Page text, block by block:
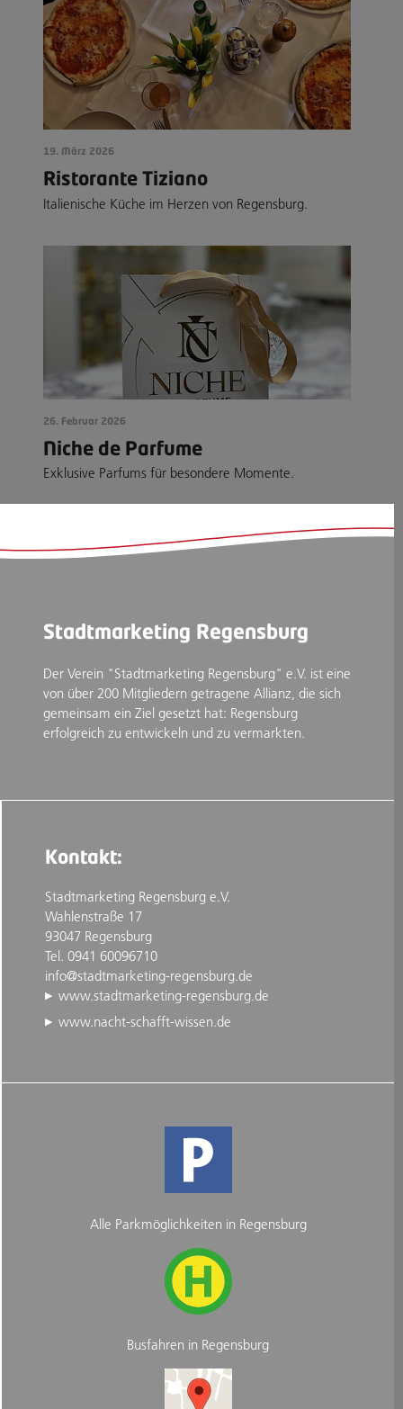
19. März 2026
Ristorante Tiziano
Italienische Küche im Herzen von Regensburg.
26. Februar 2026
Niche de Parfume
Exklusive Parfums für besondere Momente.
Stadtmarketing Regensburg
Der Verein "Stadtmarketing Regensburg" e.V. ist eine
von über 200 Mitgliedern getragene Allianz, die sich
gemeinsam ein Ziel gesetzt hat: Regensburg
erfolgreich zu entwickeln und zu vermarkten.
Kontakt:
Stadtmarketing Regensburg e.V.
Wahlenstraße 17
93047 Regensburg
Tel. 0941 60096710
info@stadtmarketing-regensburg.de
www.stadtmarketing-regensburg.de
www.nacht-schafft-wissen.de
Alle Parkmöglichkeiten in Regensburg
Busfahren in Regensburg